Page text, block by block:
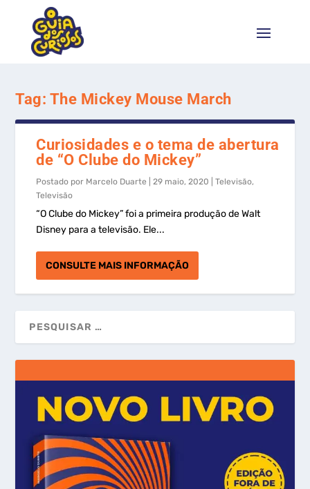
Tag: The Mickey Mouse March
Curiosidades e o tema de abertura
de “O Clube do Mickey”
Postado por Marcelo Duarte |29 maio, 2020 |Televisão,
Televisão
“O Clube do Mickey” foi a primeira produção de Walt
Disney para a televisão. Ele...
CONSULTE MAIS INFORMAÇÃO